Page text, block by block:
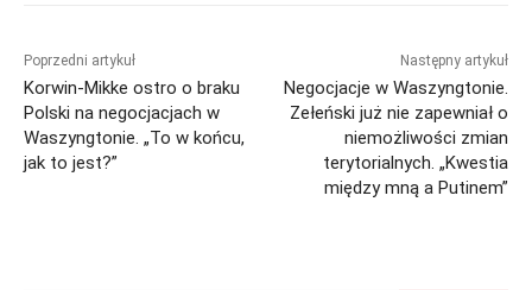
Poprzedni artykuł
Korwin-Mikke ostro o braku
Polski na negocjacjach w
Waszyngtonie. „To w końcu,
jak to jest?”
Następny artykuł
Negocjacje w Waszyngtonie.
Zełeński już nie zapewniał o
niemożliwości zmian
terytorialnych. „Kwestia
między mną a Putinem”